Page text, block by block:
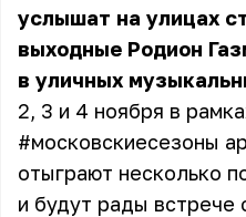
услышат на улицах
выходные Родион
в уличных
2, 3 и 4 ноября в
#московскиесезоны
отыграют несколько
и будут рады встрече